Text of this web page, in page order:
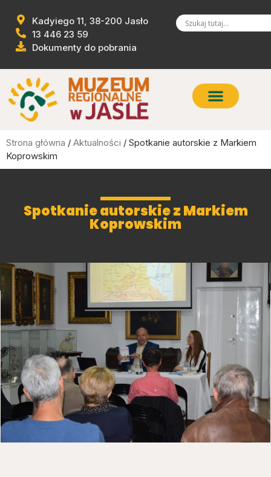
Kadyiego 11, 38-200 Jasło
13 446 23 59
Dokumenty do pobrania
Strona główna / Aktualności / Spotkanie autorskie z Markiem
Koprowskim
Spotkanie autorskie z Markiem
Koprowskim